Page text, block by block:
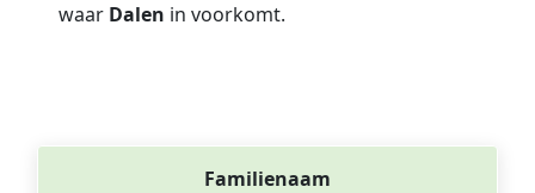
waar Dalen in voorkomt.
Familienaam